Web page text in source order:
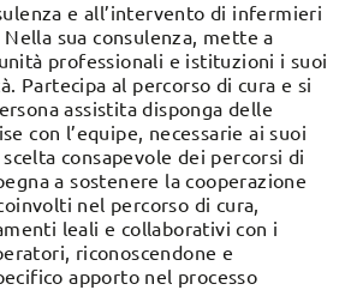
e all’intervento di infermieri
sua consulenza, mette a
professionali e istituzioni i suoi
Partecipa al percorso di cura e si
assistita disponga delle
con l’equipe, necessarie ai suoi
consapevole dei percorsi di
a sostenere la cooperazione
nel percorso di cura,
leali e collaborativi con i
riconoscendone e
apporto nel processo